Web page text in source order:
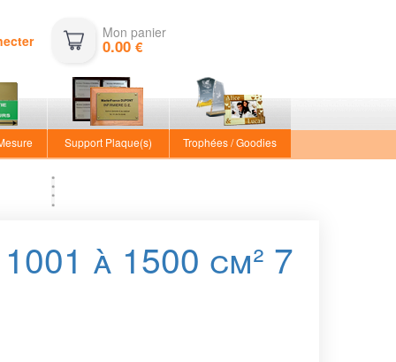
Mon panier
0.00€
Support Plaque(s) Trophées / Goodies
à 1500 cm² 7